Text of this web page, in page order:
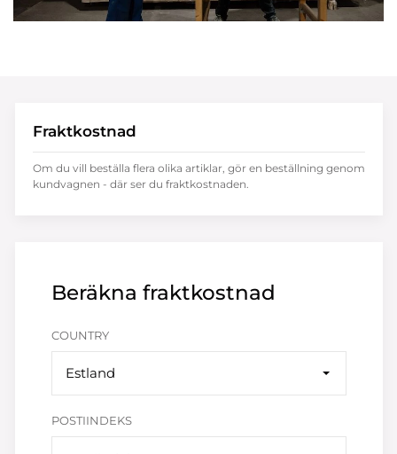
Beräkna fraktkostnad
COUNTRY
Estland
POSTIINDEKS
Fraktkostnad
Om du vill beställa flera olika artiklar, gör en beställning genom
kundvagnen - där ser du fraktkostnaden.